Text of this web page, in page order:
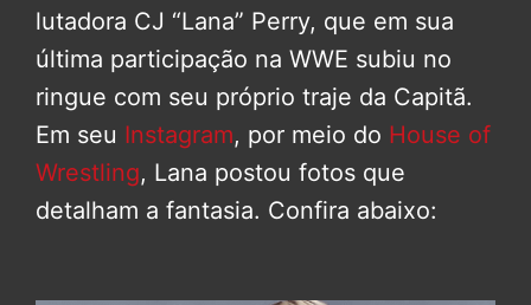
lutadora CJ “Lana” Perry, que em sua
última participação na WWE subiu no
ringue com seu próprio traje da Capitã.
Em seu Instagram, por meio do House of
Wrestling, Lana postou fotos que
detalham a fantasia. Confira abaixo: